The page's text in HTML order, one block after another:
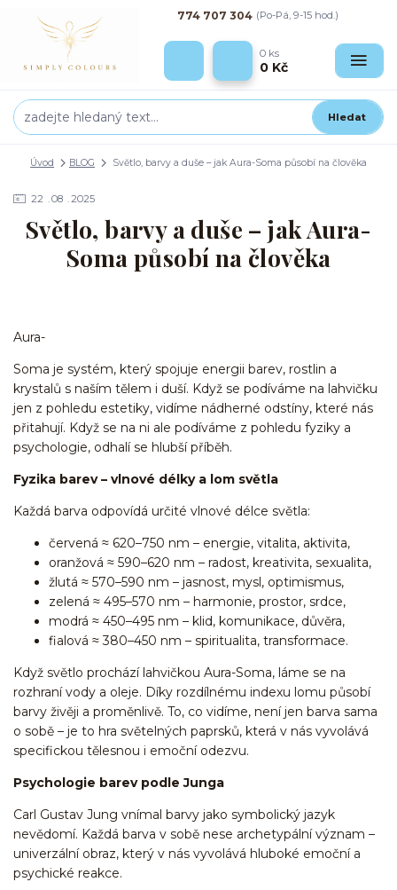
Hledat
774 707 304 (Po-Pá, 9-15 hod.)
0 ks
0 Kč
Úvod BLOG Světlo, barvy a duše – jak Aura-Soma působí na člověka
22 08 2025
Světlo, barvy a duše – jak Aura-
Soma působí na člověka
Aura-
Soma je systém, který spojuje energii barev, rostlin a
krystalů s naším tělem i duší. Když se podíváme na lahvičku
jen z pohledu estetiky, vidíme nádherné odstíny, které nás
přitahují. Když se na ni ale podíváme z pohledu fyziky a
psychologie, odhalí se hlubší příběh.
Fyzika barev – vlnové délky a lom světla
Každá barva odpovídá určité vlnové délce světla:
červená ≈ 620–750 nm – energie, vitalita, aktivita,
oranžová ≈ 590–620 nm – radost, kreativita, sexualita,
žlutá ≈ 570–590 nm – jasnost, mysl, optimismus,
zelená ≈ 495–570 nm – harmonie, prostor, srdce,
modrá ≈ 450–495 nm – klid, komunikace, důvěra,
fialová ≈ 380–450 nm – spiritualita, transformace.
Když světlo prochází lahvičkou Aura-Soma, láme se na
rozhraní vody a oleje. Díky rozdílnému indexu lomu působí
barvy živěji a proměnlivě. To, co vidíme, není jen barva sama
o sobě – je to hra světelných paprsků, která v nás vyvolává
specifickou tělesnou i emoční odezvu.
Psychologie barev podle Junga
Carl Gustav Jung vnímal barvy jako symbolický jazyk
nevědomí. Každá barva v sobě nese archetypální význam –
univerzální obraz, který v nás vyvolává hluboké emoční a
psychické reakce.